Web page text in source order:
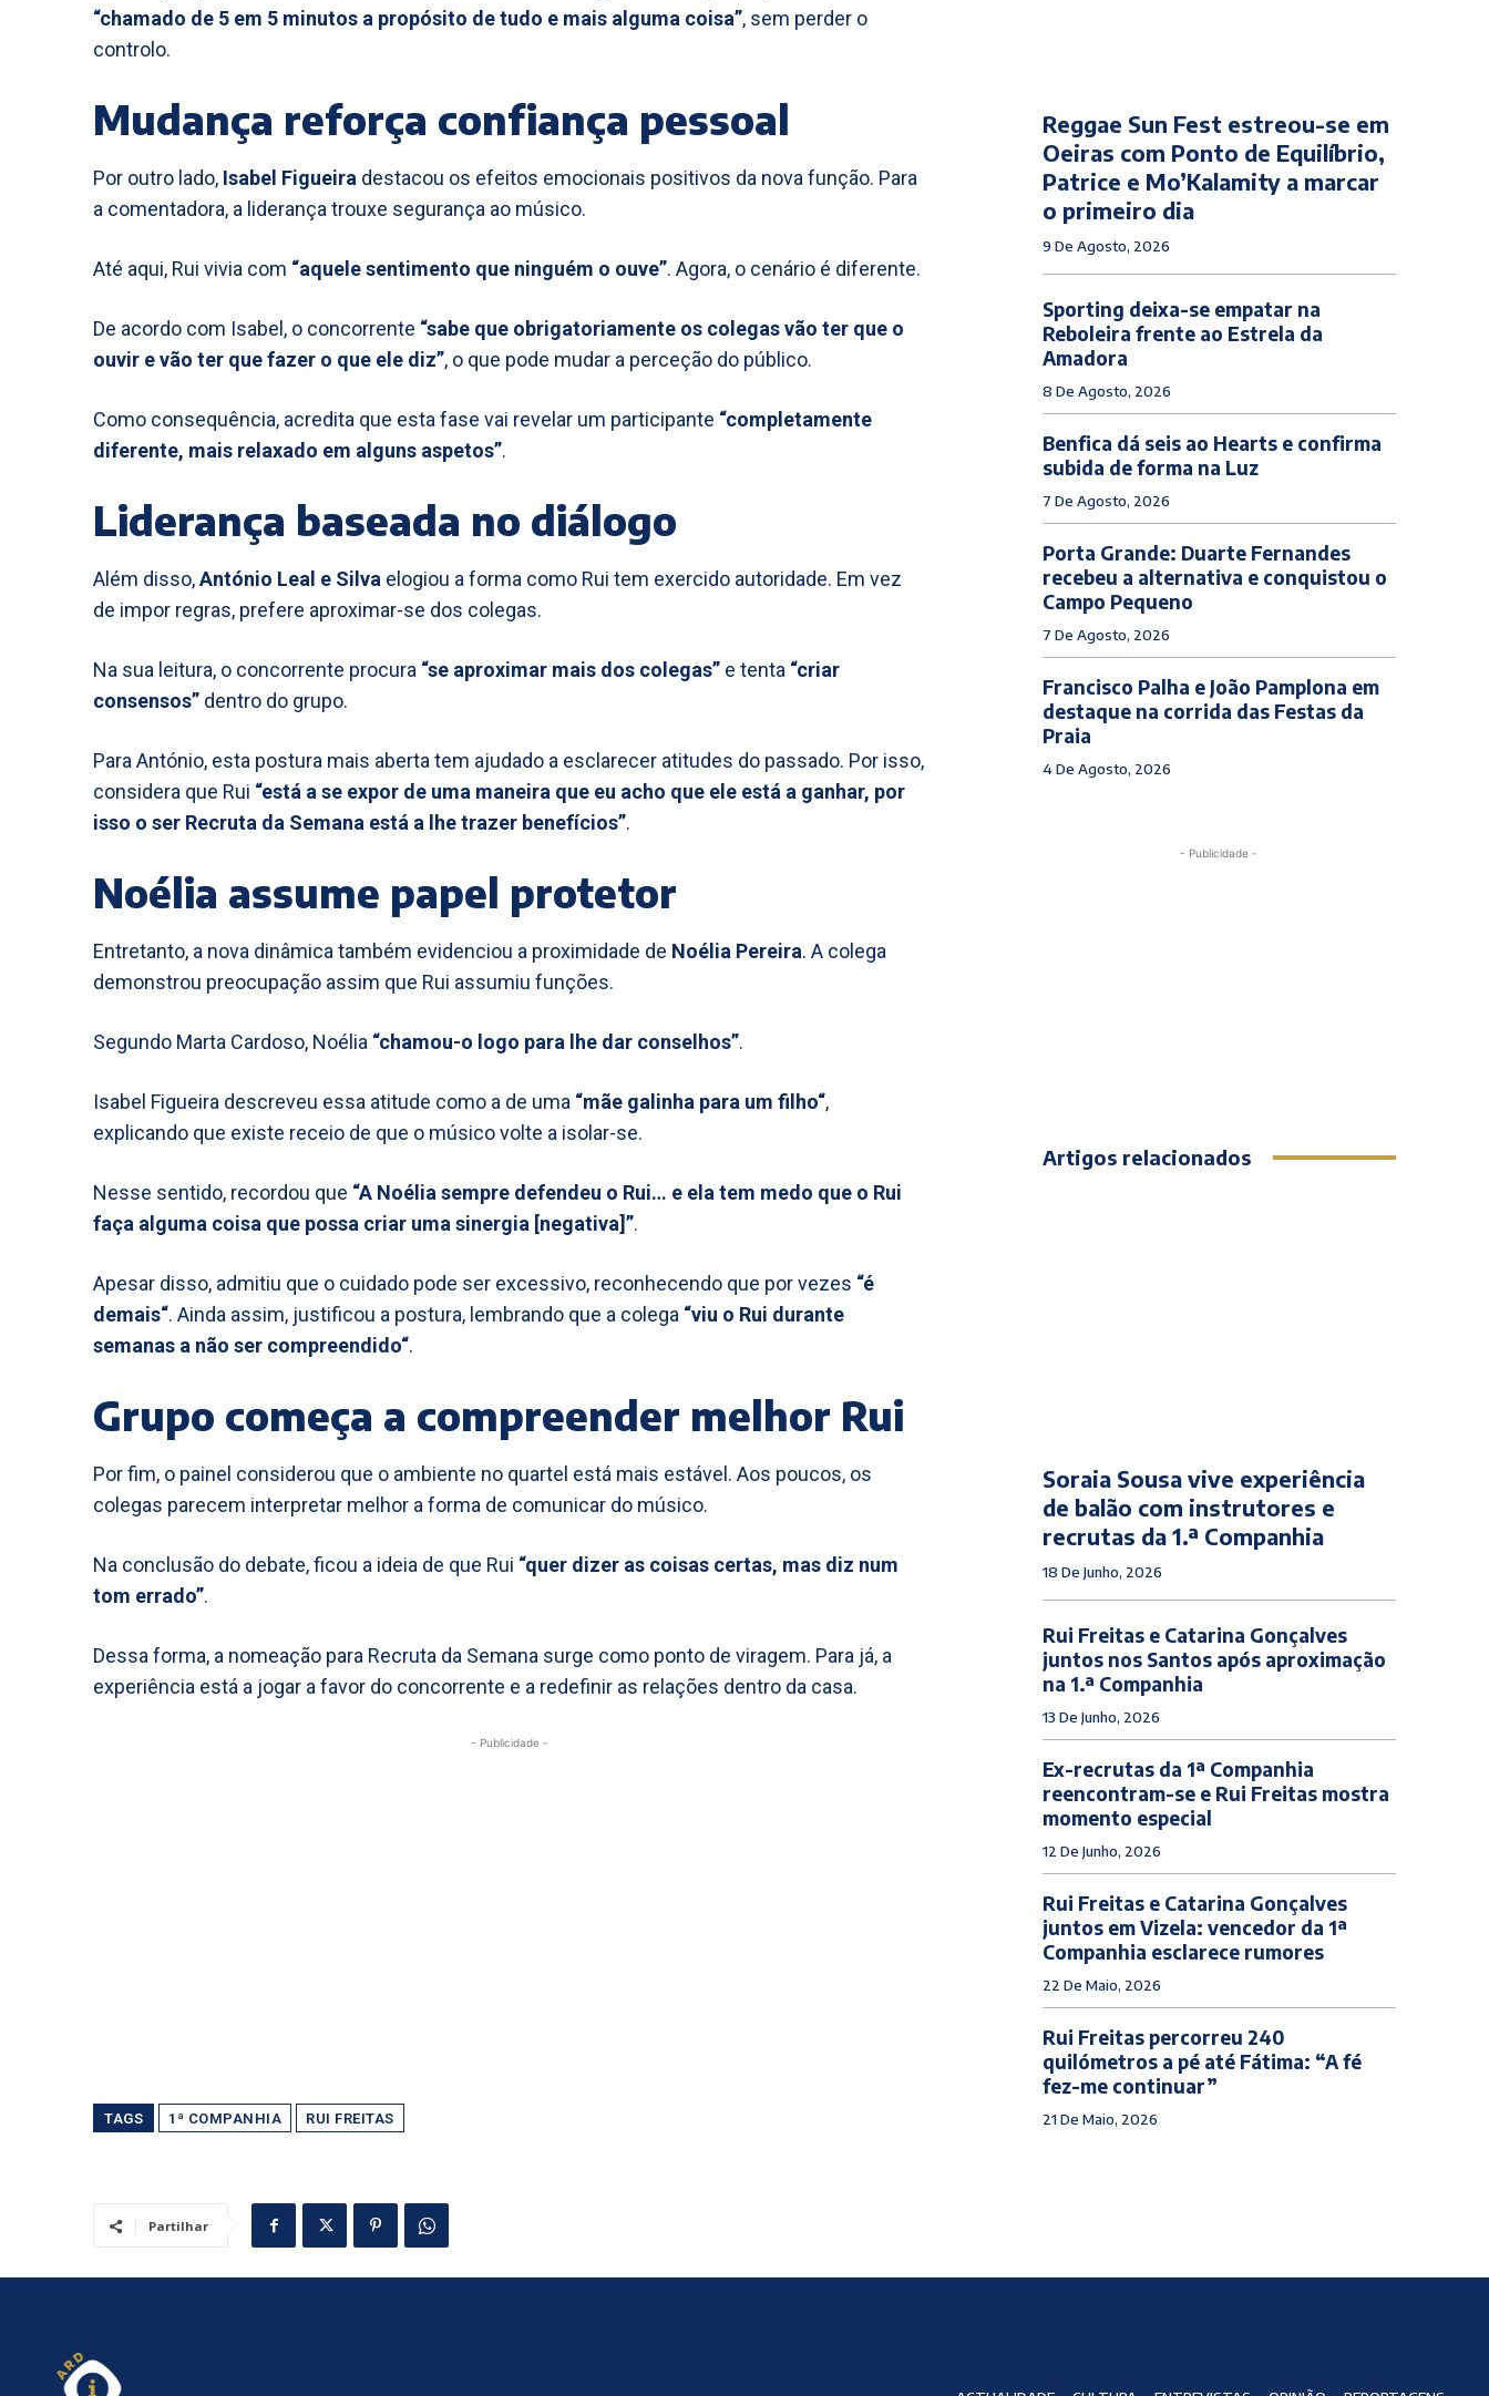
“chamado de 5 em 5 minutos a propósito de tudo e mais alguma coisa”, sem perder o
controlo.
Mudança reforça confiança pessoal
Por outro lado, Isabel Figueira destacou os efeitos emocionais positivos da nova função. Para
a comentadora, a liderança trouxe segurança ao músico.
Até aqui, Rui vivia com “aquele sentimento que ninguém o ouve”. Agora, o cenário é diferente.
De acordo com Isabel, o concorrente “sabe que obrigatoriamente os colegas vão ter que o
ouvir e vão ter que fazer o que ele diz”, o que pode mudar a perceção do público.
Como consequência, acredita que esta fase vai revelar um participante “completamente
diferente, mais relaxado em alguns aspetos”.
Liderança baseada no diálogo
Além disso,António Leal e Silva elogiou a forma como Rui tem exercido autoridade. Em vez
de impor regras, prefere aproximar-se dos colegas.
Na sua leitura, o concorrente procura “se aproximar mais dos colegas” e tenta “criar
consensos” dentro do grupo.
Para António, esta postura mais aberta tem ajudado a esclarecer atitudes do passado. Por isso,
considera que Rui “está a se expor de uma maneira que eu acho que ele está a ganhar, por
isso o ser Recruta da Semana está a lhe trazer benefícios”.
Noélia assume papel protetor
Entretanto, a nova dinâmica também evidenciou a proximidade de Noélia Pereira. A colega
demonstrou preocupação assim que Rui assumiu funções.
Segundo Marta Cardoso, Noélia “chamou-o logo para lhe dar conselhos”.
Isabel Figueira descreveu essa atitude como a de uma “mãe galinha para um filho“,
explicando que existe receio de que o músico volte a isolar-se.
Nesse sentido, recordou que “A Noélia sempre defendeu o Rui… e ela tem medo que o Rui
faça alguma coisa que possa criar uma sinergia [negativa]”.
Apesar disso, admitiu que o cuidado pode ser excessivo, reconhecendo que por vezes “é
demais“. Ainda assim, justificou a postura, lembrando que a colega “viu o Rui durante
semanas a não ser compreendido“.
Grupo começa a compreender melhor Rui
Por fim, o painel considerou que o ambiente no quartel está mais estável. Aos poucos, os
colegas parecem interpretar melhor a forma de comunicar do músico.
Na conclusão do debate, ficou a ideia de que Rui “quer dizer as coisas certas, mas diz num
tom errado”.
Dessa forma, a nomeação para Recruta da Semana surge como ponto de viragem. Para já, a
experiência está a jogar a favor do concorrente e a redefinir as relações dentro da casa.
- Publicidade -
TAGS 1ª COMPANHIA RUI FREITAS
Partilhar
Reggae Sun Fest estreou-se em
Oeiras com Ponto de Equilíbrio,
Patrice e Mo’Kalamity a marcar
o primeiro dia
9 De Agosto, 2026
Sporting deixa-se empatar na
Reboleira frente ao Estrela da
Amadora
8 De Agosto, 2026
Benfica dá seis ao Hearts e confirma
subida de forma na Luz
7 De Agosto, 2026
Porta Grande: Duarte Fernandes
recebeu a alternativa e conquistou o
Campo Pequeno
7 De Agosto, 2026
Francisco Palha e João Pamplona em
destaque na corrida das Festas da
Praia
4 De Agosto, 2026
- Publicidade -
Artigos relacionados
Soraia Sousa vive experiência
de balão com instrutores e
recrutas da 1.ª Companhia
18 De Junho, 2026
Rui Freitas e Catarina Gonçalves
juntos nos Santos após aproximação
na 1.ª Companhia
13 De Junho, 2026
Ex-recrutas da 1ª Companhia
reencontram-se e Rui Freitas mostra
momento especial
12 De Junho, 2026
Rui Freitas e Catarina Gonçalves
juntos em Vizela: vencedor da 1ª
Companhia esclarece rumores
22 De Maio, 2026
Rui Freitas percorreu 240
quilómetros a pé até Fátima: “A fé
fez-me continuar”
21 De Maio, 2026